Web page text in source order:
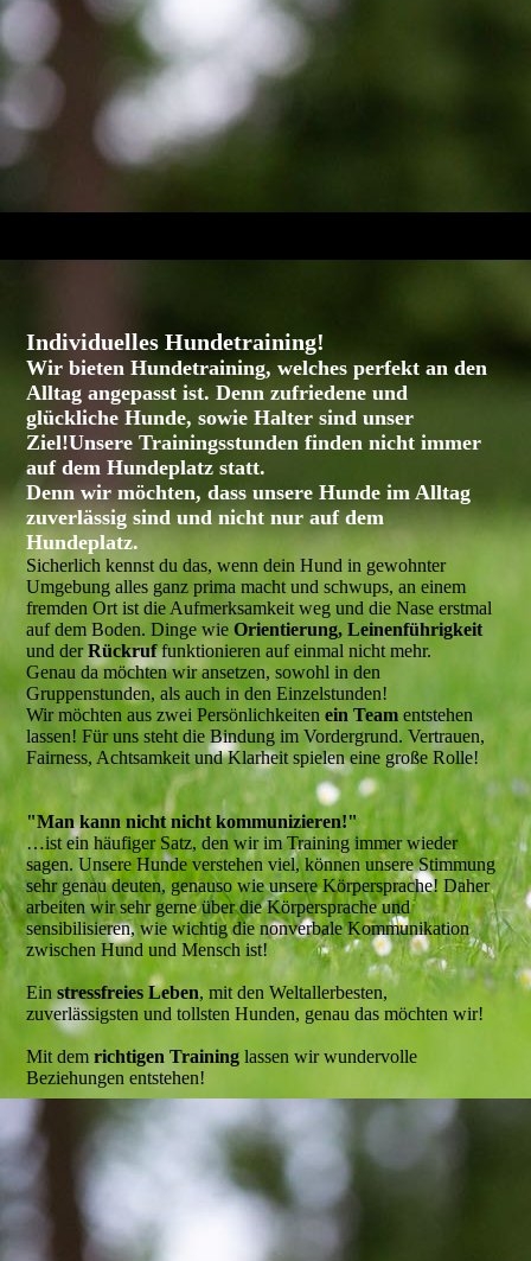
Individuelles Hundetraining!
Wir bieten Hundetraining, welches perfekt an den
Alltag angepasst ist.Denn zufriedene und
glückliche Hunde, sowie Halter sind unser
Ziel!Unsere Trainingsstunden finden nicht immer
auf dem Hundeplatz statt.
Denn wir möchten, dass unsere Hunde imAlltag
zuverlässig sind und nicht nur auf dem
Hundeplatz.
Sicherlich kennst du das, wenn dein Hund in gewohnter
Umgebung alles ganz prima macht und schwups, an einem
fremden Ort ist die Aufmerksamkeit weg und die Nase erstmal
auf dem Boden. Dinge wieOrientierung, Leinenführigkeit
und derRückruffunktionieren auf einmal nicht mehr.
Genau da möchten wir ansetzen, sowohl in den
Gruppenstunden, als auch in den Einzelstunden!
Wir möchten aus zwei Persönlichkeitenein Team entstehen
lassen! Für uns steht die Bindung im Vordergrund. Vertrauen,
Fairness, Achtsamkeit und Klarheit spielen eine große Rolle!
"Man kann nicht nicht kommunizieren!"
…ist ein häufiger Satz, den wir im Training immer wieder
sagen. Unsere Hunde verstehen viel, können unsere Stimmung
sehr genau deuten, genauso wie unsere Körpersprache! Daher
arbeiten wir sehr gerne über die Körpersprache und
sensibilisieren, wie wichtig die nonverbale Kommunikation
zwischen Hund und Mensch ist!
Einstressfreies Leben, mit den Weltallerbesten,
zuverlässigsten und tollsten Hunden, genau das möchten wir!
Mit demrichtigen Training lassen wir wundervolle
Beziehungen entstehen!